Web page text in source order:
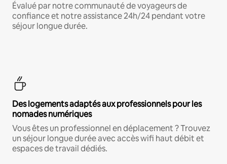
Évalué par notre communauté de voyageurs de
confiance et notre assistance 24h/24 pendant votre
séjour longue durée.
Des logements adaptés aux professionnels pour les
nomades numériques
Vous êtes un professionnel en déplacement ? Trouvez
un séjour longue durée avec accès wifi haut débit et
espaces de travail dédiés.